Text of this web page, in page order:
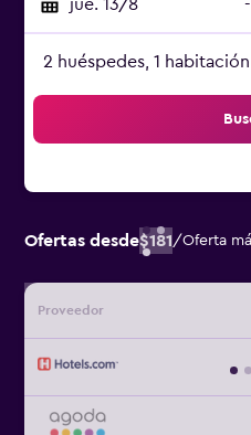
jue. 13/8 -
2 huéspedes, 1 habitación
Ofertas desde$181/Oferta
Proveedor